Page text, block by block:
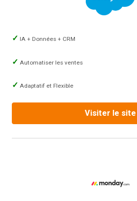
IA + Données + CRM
Automatiser les ventes
Adaptatif et Flexible
Visiter le site